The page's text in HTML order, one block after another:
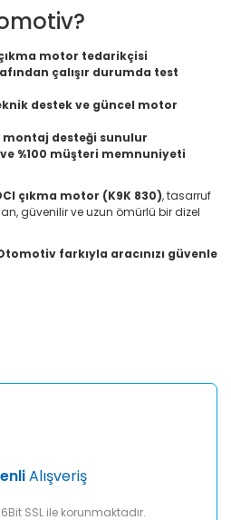
motor tedarikçisi
çalışır durumda test
destek ve güncel motor
montaj desteği sunulur
%100 müşteri memnuniyeti
çıkma motor (K9K 830), tasarruf
güvenilir ve uzun ömürlü bir dizel
farkıyla aracınızı güvenle
Yaz
daha pahalı.
Alışveriş
SSL ile korunmaktadır.